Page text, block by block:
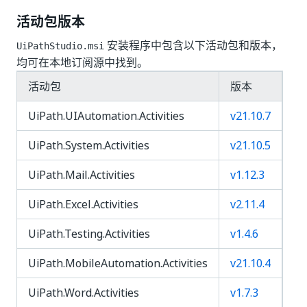
活动包版本
UiPathStudio.msi 安装程序中包含以下活动包和版本，
均可在本地订阅源中找到。
活动包
版本
UiPath.UIAutomation.Activities
v21.10.7
UiPath.System.Activities
v21.10.5
UiPath.Mail.Activities
v1.12.3
UiPath.Excel.Activities
v2.11.4
UiPath.Testing.Activities
v1.4.6
UiPath.MobileAutomation.Activities
v21.10.4
UiPath.Word.Activities
v1.7.3